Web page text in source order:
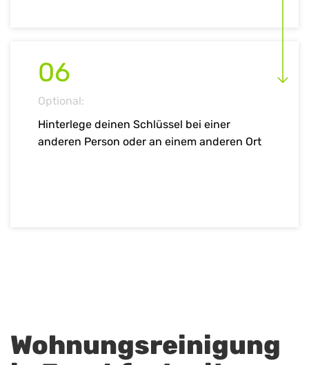
06
Optional:
Hinterlege deinen Schlüssel bei einer
anderen Person oder an einem anderen Ort
Wohnungsreinigung